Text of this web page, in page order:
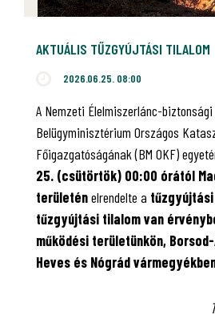
AKTUÁLIS TŰZGYÚJTÁSI TILALOM
2026.06.25. 08:00
A Nemzeti Élelmiszerlánc-
Belügyminisztérium Országos
Főigazgatóságának (BM OKF)
25. (csütörtök) 00:00 órától
területénelrendelte a
tűzgyújtási tilalom van
működési területünkön,
Heves és Nógrád